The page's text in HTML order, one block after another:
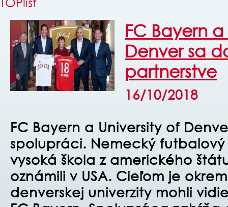
FC Bayern
Denver sa
partnerstve
16/10/2018
FC Bayern a University of
spolupráci. Nemecký
vysoká škola z amerického
oznámili v USA. Cieľom je
denverskej univerzity mohli